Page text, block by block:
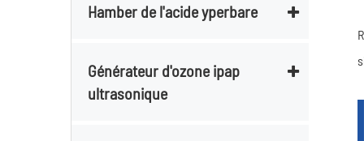
Hamber de l'acide yperbare
Générateur d'ozone ipap
ultrasonique